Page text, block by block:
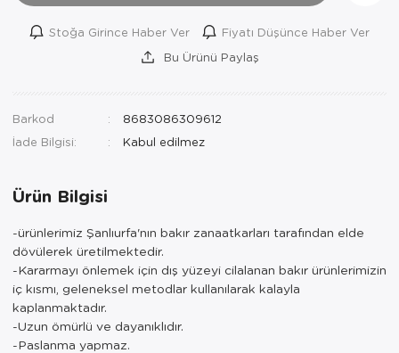
Stoğa Girince Haber Ver
Fiyatı Düşünce Haber Ver
Bu Ürünü Paylaş
Barkod
8683086309612
İade Bilgisi:
Ürün Bilgisi
-ürünlerimiz Şanlıurfa'nın bakır zanaatkarları tarafından elde
dövülerek üretilmektedir.
-Kararmayı önlemek için dış yüzeyi cilalanan bakır ürünlerimizin
iç kısmı, geleneksel metodlar kullanılarak kalayla
kaplanmaktadır.
-Uzun ömürlü ve dayanıklıdır.
-Paslanma yapmaz.